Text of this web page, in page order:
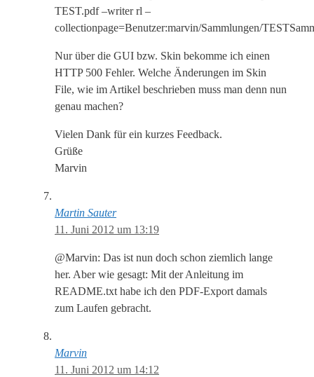
TEST.pdf –writer rl –
collectionpage=Benutzer:marvin/Sammlungen/
Nur über die GUI bzw. Skin bekomme ich einen
HTTP 500 Fehler. Welche Änderungen im Skin
File, wie im Artikel beschrieben muss man denn nun
genau machen?
Vielen Dank für ein kurzes Feedback.
Grüße
Marvin
Martin Sauter
11. Juni 2012 um 13:19
@Marvin: Das ist nun doch schon ziemlich lange
her. Aber wie gesagt: Mit der Anleitung im
README.txt habe ich den PDF-Export damals
zum Laufen gebracht.
Marvin
11. Juni 2012 um 14:12